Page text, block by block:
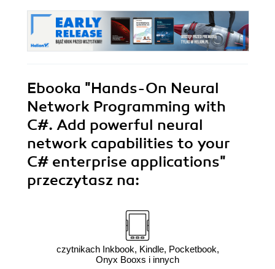
Ebooka "Hands-On Neural
Network Programming with
C#. Add powerful neural
network capabilities to your
C# enterprise applications"
przeczytasz na:
czytnikach Inkbook, Kindle, Pocketbook,
Onyx Booxs i innych